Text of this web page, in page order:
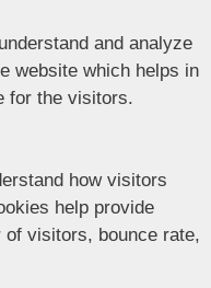
and analyze
website which helps in
for the visitors.
how visitors
help provide
of visitors, bounce rate,